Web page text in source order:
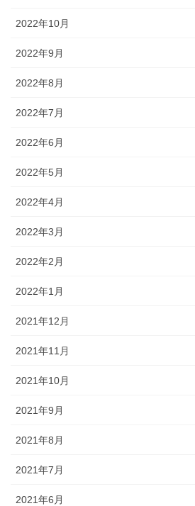
2022年10月
2022年9月
2022年8月
2022年7月
2022年6月
2022年5月
2022年4月
2022年3月
2022年2月
2022年1月
2021年12月
2021年11月
2021年10月
2021年9月
2021年8月
2021年7月
2021年6月